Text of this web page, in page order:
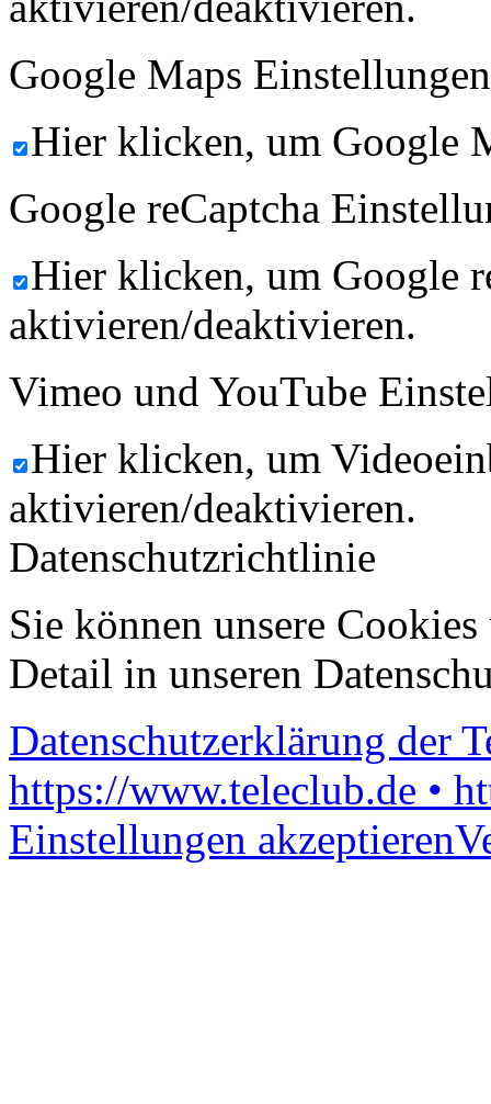
Google Maps
Hier klicken, um Google
Google reCaptcha
Hier klicken, um Google
aktivieren/deaktivieren.
Vimeo und YouTube
Hier klicken, um
aktivieren/deaktivieren.
Datenschutzrichtlinie
Sie können unsere
Detail in unseren
Datenschutzerklärung der
https://www.teleclub.de •
Einstellungen akzeptieren